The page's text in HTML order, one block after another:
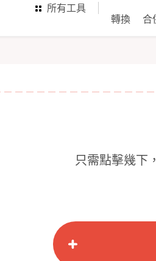
所有工具
轉換
合
只需點擊幾下